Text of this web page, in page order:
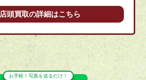
店頭買取の詳細はこちら
お手軽！写真を送るだけ！